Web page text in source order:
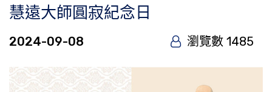
慧遠大師圓寂紀念日
2024-09-08 瀏覽數 1485